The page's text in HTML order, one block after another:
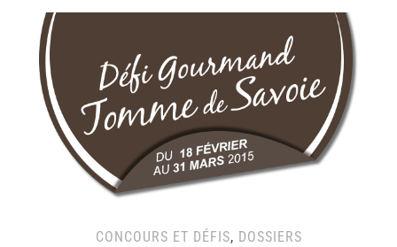
CONCOURS ET DÉFIS, DOSSIERS